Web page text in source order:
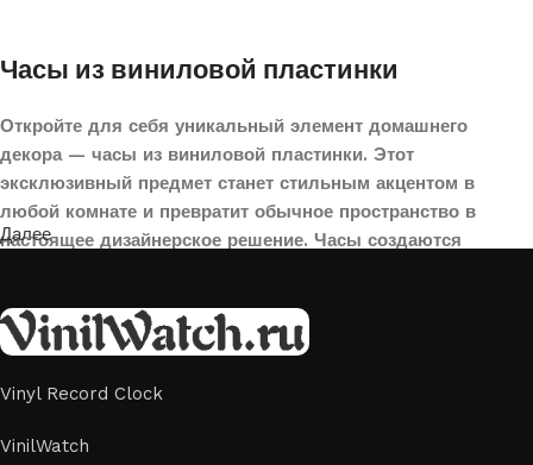
Часы из виниловой пластинки
Откройте для себя уникальный элемент домашнего
декора — часы из виниловой пластинки. Этот
эксклюзивный предмет станет стильным акцентом в
любой комнате и превратит обычное пространство в
настоящее дизайнерское решение. Часы создаются
аксессуар идеально подойдет для гостиной, спальни,
офиса или даже для оформления кафе, студии или
творческого пространства.
Картины на стекле и дереве
Далее
Vinyl Record Clock
VinilWatch